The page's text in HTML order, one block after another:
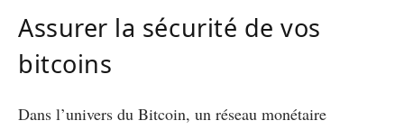
Assurer la sécurité de vos
bitcoins
Dans l’univers du Bitcoin, un réseau monétaire